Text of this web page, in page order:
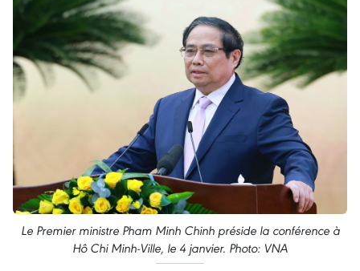
Le Premier ministre Pham Minh Chinh préside la conférence à
Hô Chi Minh-Ville, le 4 janvier. Photo: VNA